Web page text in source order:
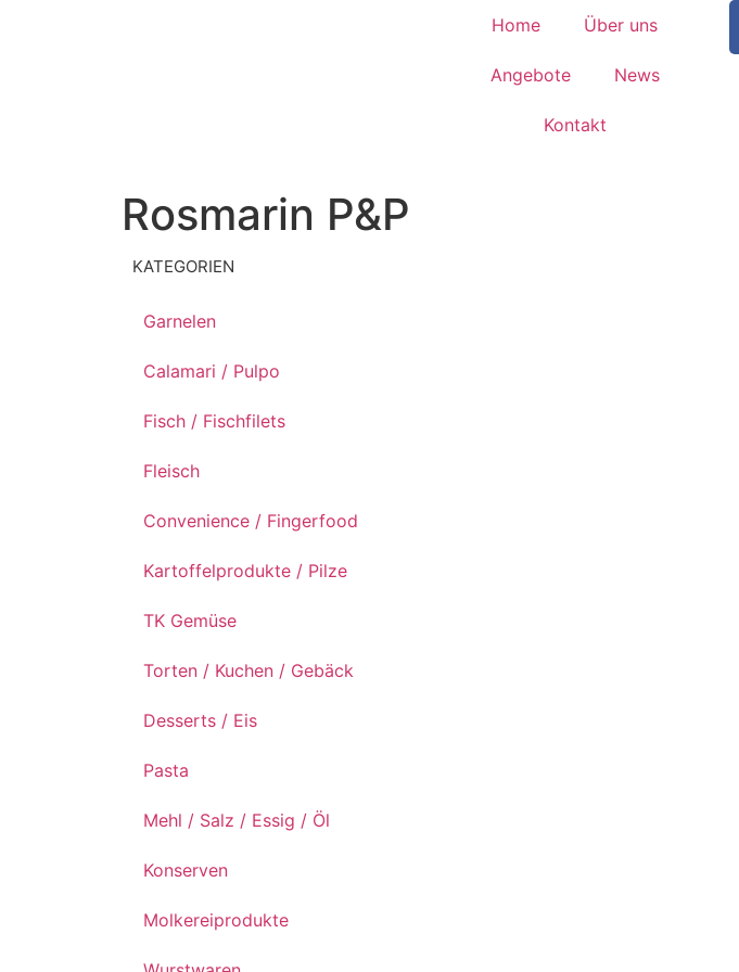
Home Über uns
Angebote News
Kontakt
Rosmarin P&P
KATEGORIEN
Garnelen
Calamari / Pulpo
Fisch / Fischfilets
Fleisch
Convenience / Fingerfood
Kartoffelprodukte / Pilze
TK Gemüse
Torten / Kuchen / Gebäck
Desserts / Eis
Pasta
Mehl / Salz / Essig / Öl
Konserven
Molkereiprodukte